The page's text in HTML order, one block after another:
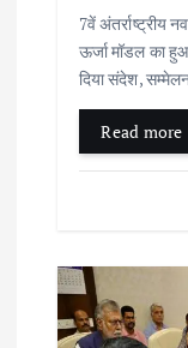
7वें अंतर्राष्ट्रीय
ऊर्जा मॉडल का
दिया संदेश,
Read more